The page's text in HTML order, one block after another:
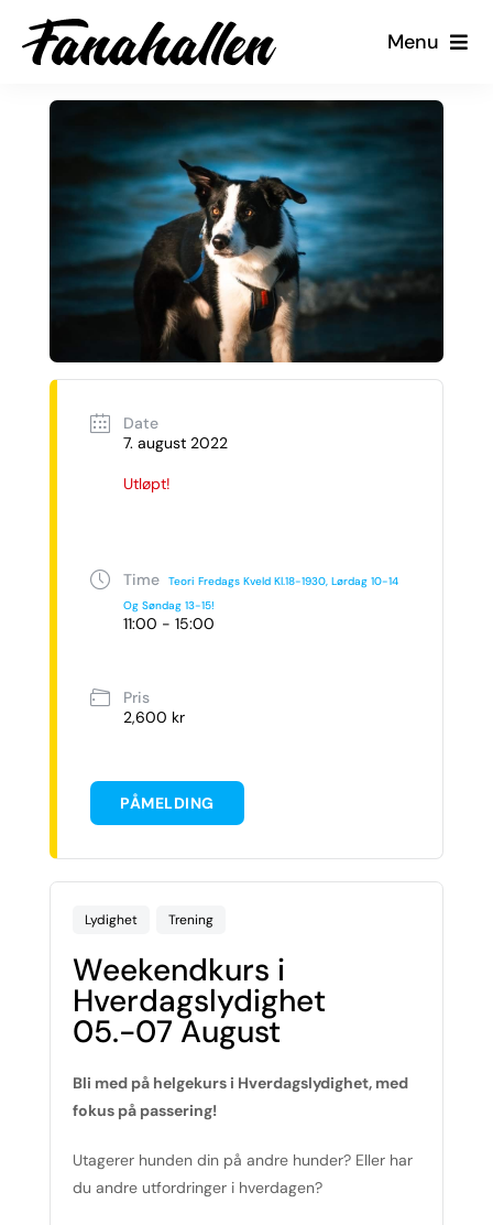
Skip
Menu
Tjenester
Arrangementer
Kalender
Kontakt oss
Min Side
Date
7. august 2022
Utløpt!
Time
Teori Fredags Kveld Kl.18-1930, Lørdag 10-14
Og Søndag 13-15!
11:00 - 15:00
Pris
2,600 kr
PÅMELDING
Lydighet Trening
Weekendkurs i
Hverdagslydighet
05.-07 August
Bli med på helgekurs i Hverdagslydighet, med
fokus på passering!
Utagerer hunden din på andre hunder? Eller har
du andre utfordringer i hverdagen?